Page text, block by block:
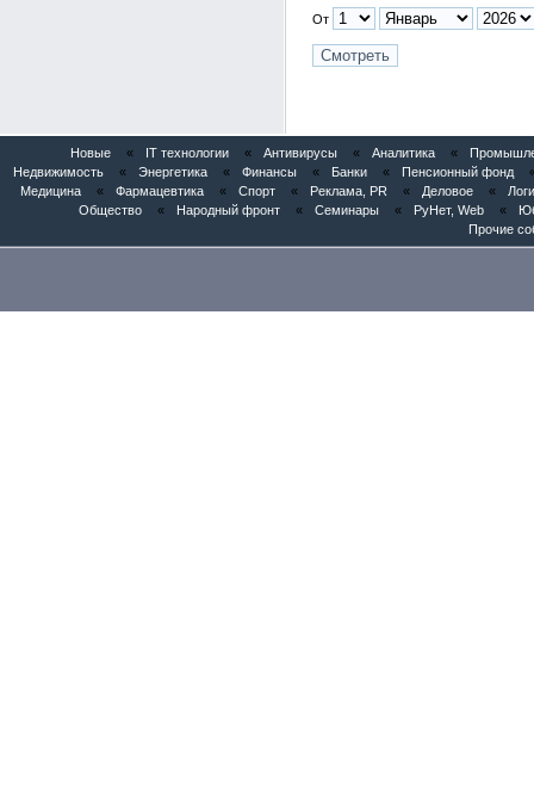
От
Новые « IT технологии « Антивирусы « Аналитика «
Недвижимость
« Энергетика « Финансы « Банки « Пенсионный фонд
Медицина
« Фармацевтика « Спорт « Реклама, PR « Деловое «
Общество
« Народный фронт « Семинары « РуНет, Web «
Прочие